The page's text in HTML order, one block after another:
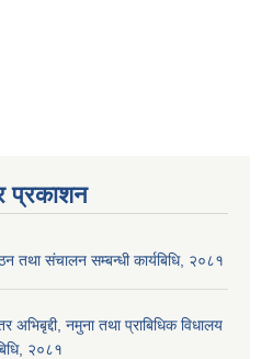
प्रकाशन
तथा संचालन सम्बन्धी कार्यबिधि, २०८१
अभिबृद्दी, नमुना तथा प्राबिधिक विधालय
२०८१